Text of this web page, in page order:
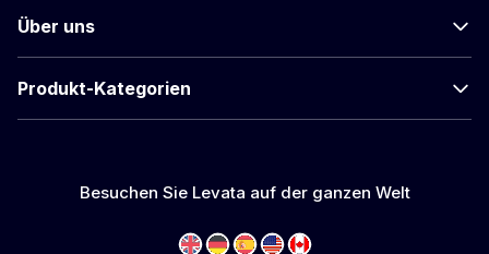
Über uns
Produkt-Kategorien
Besuchen Sie Levata auf der ganzen Welt